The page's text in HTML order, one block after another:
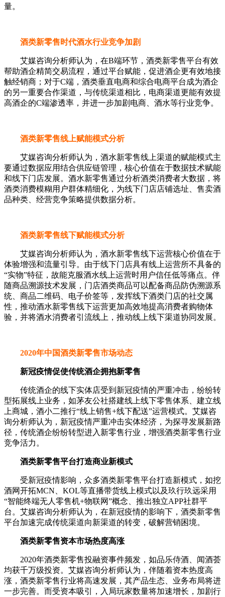
量。
酒类新零售时代酒水行业竞争加剧
艾媒咨询分析师认为，在B端环节，酒类新零售平台有效
帮助酒企精简交易流程，通过平台赋能，促进酒企更有效地接
触经销商；对于C端，酒类垂直电商和综合电商平台成为酒企
的另一重要合作渠道，与传统渠道相比，电商渠道更能有效提
高酒企的C端渗透率，并进一步加剧电商、酒水等行业竞争。
酒类新零售线上赋能模式分析
艾媒咨询分析师认为，酒水新零售线上渠道的赋能模式主
要通过数据应用结合供应链管理，核心价值在于数据技术赋能
和线下门店发展。酒水新零售通过分析酒类消费者大数据，将
酒类消费模糊用户群体精细化，为线下门店店铺选址、售卖酒
品种类、经营竞争策略提供数据分析。
酒类新零售线下赋能模式分析
艾媒咨询分析师认为，酒水新零售线下运营核心价值在于
体验增强和流量引导。由于线下门店具有线上运营所不具备的
“实物”特征，故能克服酒水线上运营时用户信任低等痛点。伴
随商品溯源技术发展，门店酒类商品可以配备商品防伪溯源系
统、商品二维码、电子价签等，发挥线下酒类门店的社交属
性，推动酒水新零售线下运营更加高效地提高消费者购物体
验，并将酒水消费者引流线上，推动线上线下渠道协同发展。
2020年中国酒类新零售市场动态
新冠疫情促使传统酒企拥抱新零售
传统酒企的线下实体店受到新冠疫情的严重冲击，纷纷转
型拓展线上业务，如茅友公社搭建线上线下零售体系、建立线
上商城，酒小二推行“线上销售+线下配送”运营模式。艾媒咨
询分析师认为，新冠疫情严重冲击实体经济，为探寻发展新路
径，传统酒企纷纷转型进入新零售行业，增强酒类新零售行业
竞争活力。
酒类新零售平台打造商业新模式
受新冠疫情影响，众多酒类新零售平台打造新模式，如挖
酒网开拓MCN、KOL等直播带货线上模式以及玖行玖远采用
“智能终端无人零售机+物联网”概念、推出独立APP社群平
台。艾媒咨询分析师认为，在新冠疫情的影响下，酒类新零售
平台加速完成传统渠道向新渠道的转变，破解营销困境。
酒类新零售资本市场热度高涨
2020年酒类新零售投融资事件频发，如品乐侍酒、闻酒荟
均获千万级投资。艾媒咨询分析师认为，伴随着资本热度高
涨，酒类新零售行业将高速发展，其产品生态、业务布局将进
一步完善。而受资本吸引，入局玩家数量将加速增长，加剧行